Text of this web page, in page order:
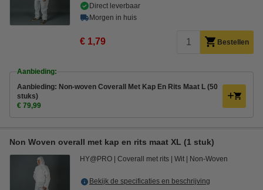
Direct leverbaar
Morgen in huis
€ 1,79 Bestellen
Aanbieding:
Aanbieding: Non-woven Coverall Met Kap En Rits Maat L (50
stuks)
€ 79,99
Non Woven overall met kap en rits maat XL (1 stuk)
HY@PRO Coverall met rits Wit Non-Woven
Bekijk de specificaties en beschrijving